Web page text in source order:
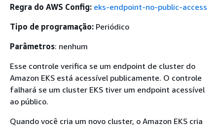
Regra do AWS Config: eks-endpoint-no-public-access
Tipo de programação: Periódico
Parâmetros: nenhum
Esse controle verifica se um endpoint de cluster do
Amazon EKS está acessível publicamente. O controle
falhará se um cluster EKS tiver um endpoint acessível
ao público.
Quando você cria um novo cluster, o Amazon EKS cria